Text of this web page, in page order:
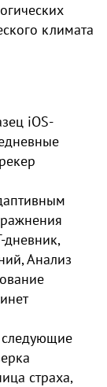
климата
iOS-
дневник,
Анализ
страха,